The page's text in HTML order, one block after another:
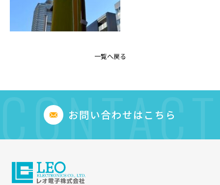
一覧へ戻る
お問い合わせはこちら
CONTACT